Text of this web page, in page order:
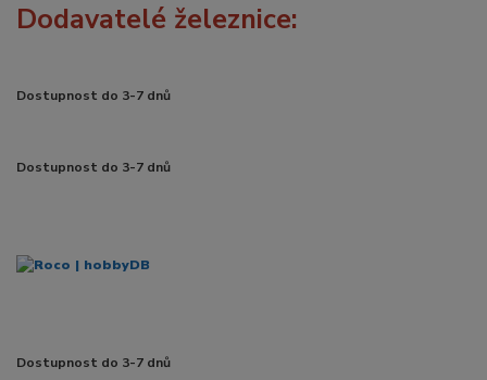
Dodavatelé železnice:
Dostupnost do 3-7 dnů
Dostupnost do 3-7 dnů
Dostupnost do 3-7 dnů